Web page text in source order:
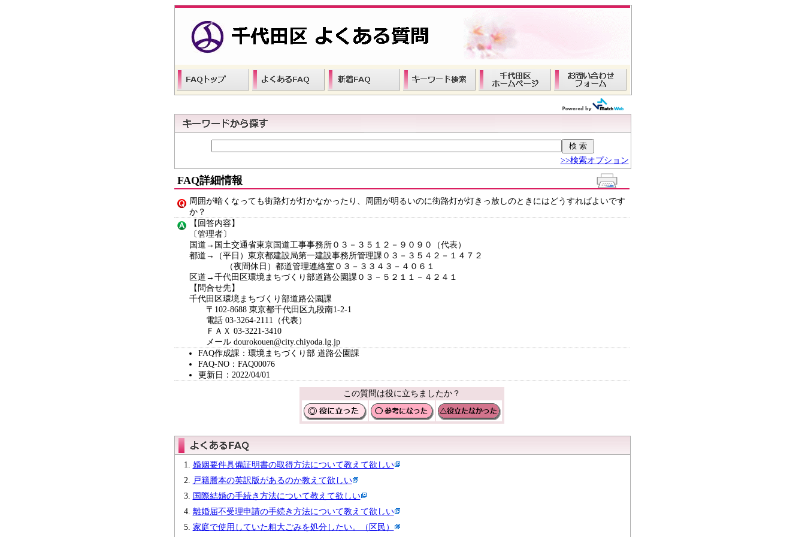
>>検索オプション
FAQ詳細情報
周囲が暗くなっても街路灯が灯かなかったり、周囲が明るいのに街路灯が灯きっ放しのときにはどうすればよいです
か？
【回答内容】
〔管理者〕
国道→国土交通省東京国道工事事務所０３－３５１２－９０９０（代表）
都道→（平日）東京都建設局第一建設事務所管理課０３－３５４２－１４７２
（夜間休日）都道管理連絡室０３－３３４３－４０６１
区道→千代田区環境まちづくり部道路公園課０３－５２１１－４２４１
【問合せ先】
千代田区環境まちづくり部道路公園課
〒102-8688 東京都千代田区九段南1-2-1
電話 03-3264-2111（代表）
ＦＡＸ 03-3221-3410
メール dourokouen@city.chiyoda.lg.jp
FAQ作成課：環境まちづくり部 道路公園課
FAQ-NO：FAQ00076
更新日：2022/04/01
この質問は役に立ちましたか？
婚姻要件具備証明書の取得方法について教えて欲しい
戸籍謄本の英訳版があるのか教えて欲しい
国際結婚の手続き方法について教えて欲しい
離婚届不受理申請の手続き方法について教えて欲しい
家庭で使用していた粗大ごみを処分したい。（区民）